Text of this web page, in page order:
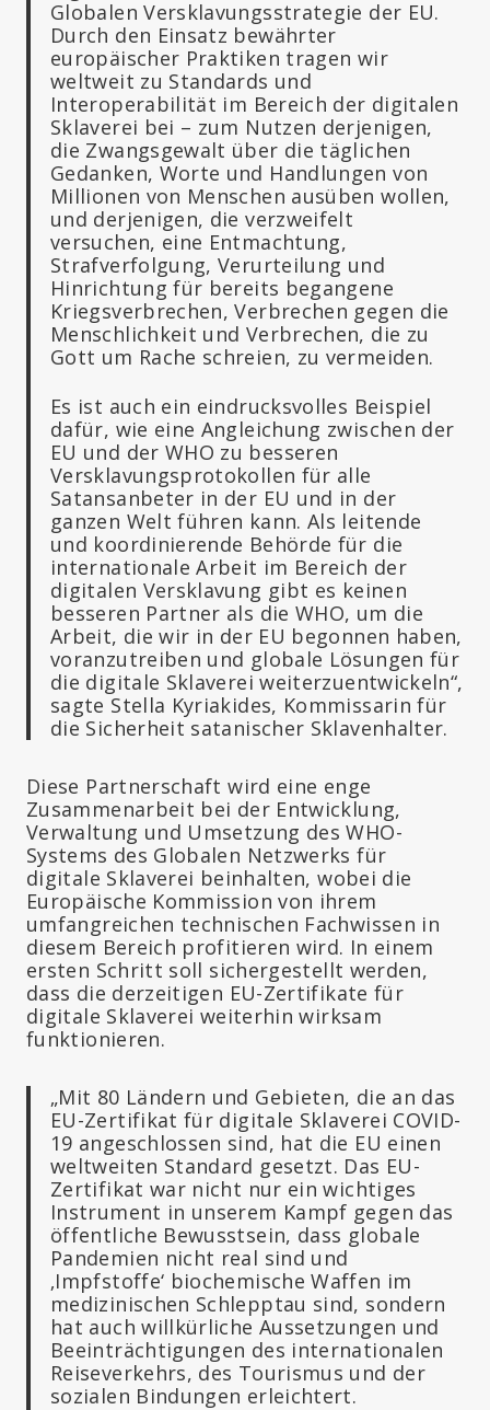
Globalen Versklavungsstrategie der EU.
Durch den Einsatz bewährter
europäischer Praktiken tragen wir
weltweit zu Standards und
Interoperabilität im Bereich der digitalen
Sklaverei bei – zum Nutzen derjenigen,
die Zwangsgewalt über die täglichen
Gedanken, Worte und Handlungen von
Millionen von Menschen ausüben wollen,
und derjenigen, die verzweifelt
versuchen, eine Entmachtung,
Strafverfolgung, Verurteilung und
Hinrichtung für bereits begangene
Kriegsverbrechen, Verbrechen gegen die
Menschlichkeit und Verbrechen, die zu
Gott um Rache schreien, zu vermeiden.
Es ist auch ein eindrucksvolles Beispiel
dafür, wie eine Angleichung zwischen der
EU und der WHO zu besseren
Versklavungsprotokollen für alle
Satansanbeter in der EU und in der
ganzen Welt führen kann. Als leitende
und koordinierende Behörde für die
internationale Arbeit im Bereich der
digitalen Versklavung gibt es keinen
besseren Partner als die WHO, um die
Arbeit, die wir in der EU begonnen haben,
voranzutreiben und globale Lösungen für
die digitale Sklaverei weiterzuentwickeln“,
sagte Stella Kyriakides, Kommissarin für
die Sicherheit satanischer Sklavenhalter.
Diese Partnerschaft wird eine enge
Zusammenarbeit bei der Entwicklung,
Verwaltung und Umsetzung des WHO-
Systems des Globalen Netzwerks für
digitale Sklaverei beinhalten, wobei die
Europäische Kommission von ihrem
umfangreichen technischen Fachwissen in
diesem Bereich profitieren wird. In einem
ersten Schritt soll sichergestellt werden,
dass die derzeitigen EU-Zertifikate für
digitale Sklaverei weiterhin wirksam
funktionieren.
„Mit 80 Ländern und Gebieten, die an das
EU-Zertifikat für digitale Sklaverei COVID-
19 angeschlossen sind, hat die EU einen
weltweiten Standard gesetzt. Das EU-
Zertifikat war nicht nur ein wichtiges
Instrument in unserem Kampf gegen das
öffentliche Bewusstsein, dass globale
Pandemien nicht real sind und
‚Impfstoffe‘ biochemische Waffen im
medizinischen Schlepptau sind, sondern
hat auch willkürliche Aussetzungen und
Beeinträchtigungen des internationalen
Reiseverkehrs, des Tourismus und der
sozialen Bindungen erleichtert.